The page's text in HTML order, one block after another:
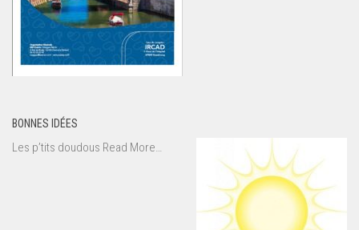
BONNES IDÉES
Les p’tits doudous Read More…